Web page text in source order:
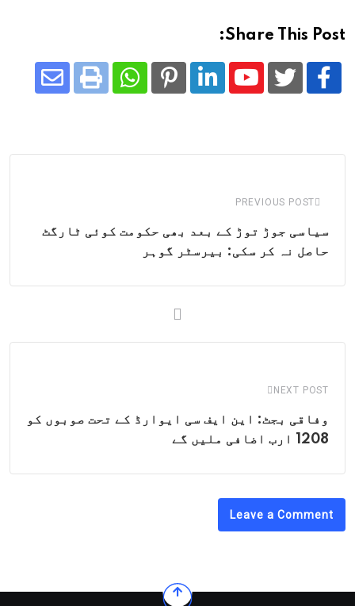
Share This Post:
Youtube
LinkedIn
Pinterest
Whatsapp
Print
PREVIOUS POST
سیاسی جوڑ توڑ کے بعد بھی حکومت کوئی ٹارگٹ
حاصل نہ کر سکی: بیرسٹر گوہر
NEXT POST
وفاقی بجٹ: این ایف سی ایوارڈ کے تحت صوبوں کو
1208 ارب اضافی ملیں گے
Leave a Comment